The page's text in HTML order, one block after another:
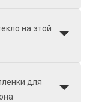
на этой
для